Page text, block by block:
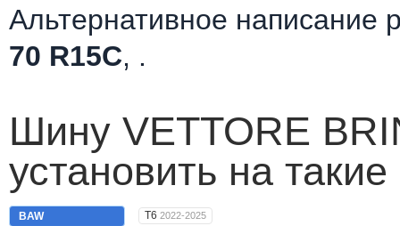
Альтернативное написание
70 R15C, .
Шину VETTORE
установить на
BAW T6 2022-2025